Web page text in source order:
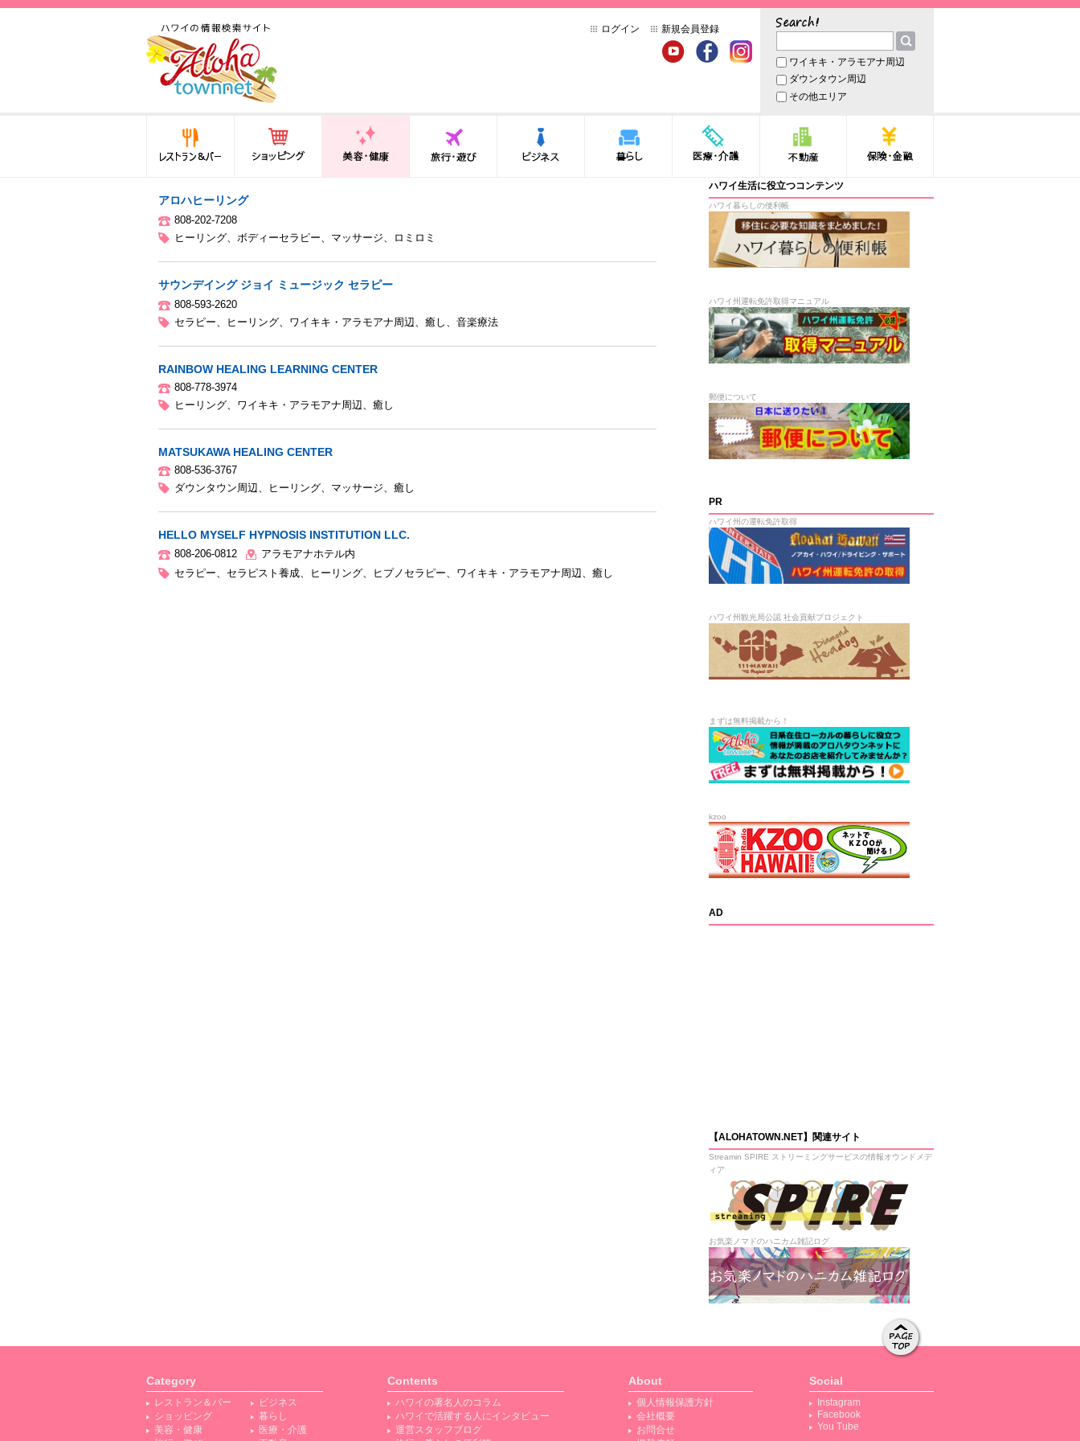
法律から運転免許証まで情
報が満載！
ログイン 新規会員登録 サーチ
ワイキキ・アラモアナ周辺
ダウンタウン周辺
その他エリア
医療・介護 不動産
アロハヒーリング
808-202-7208
ヒーリング
ボディーセラピー マッサージ ロミロミ
サウンデイング ジョイ ミュージック セラピー
808-593-2620
セラピー
ヒーリング ワイキキ・アラモアナ周辺 癒し 音楽療法
RAINBOW HEALING LEARNING CENTER
808-778-3974
ヒーリング
ワイキキ・アラモアナ周辺 癒し
MATSUKAWA HEALING CENTER
808-536-3767
ダウンタウン周辺
ヒーリング マッサージ 癒し
HELLO MYSELF HYPNOSIS INSTITUTION LLC.
808-206-0812
アラモアナホテル内
セラピー
セラピスト養成 ヒーリング ヒプノセラピー ワイキキ・アラモアナ周辺 癒し
ハワイ生活に役立つコンテンツ
ハワイ暮らしの便利帳
ハワイ州運転免許取得マニュアル
郵便について
PR
ハワイ州の運転免許取得
ハワイ州観光局公認 社会貢献プロジェクト
まずは無料掲載から！
kzoo
AD
【ALOHATOWN.NET】関連サイト
Streamin SPIRE ストリーミングサービスの情報オウンドメデ
ィア
お気楽ノマドのハニカム雑記ログ
Category
レストラン＆バー
ショッピング
美容・健康
ビジネス
暮らし
医療・介護
Contents
ハワイの著名人のコラム
ハワイで活躍する人にインタビュー
運営スタッフブログ
About
個人情報保護方針
会社概要
お問合せ
Social
Instagram
Facebook
You Tube
動する